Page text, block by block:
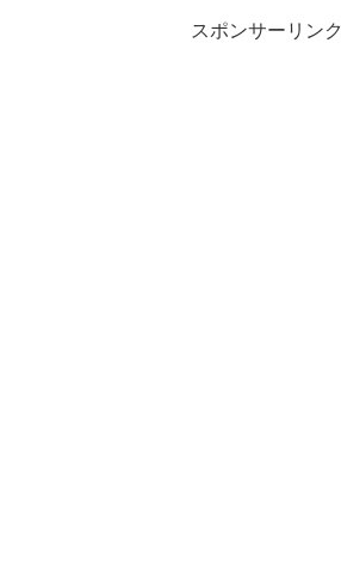
スポンサーリンク